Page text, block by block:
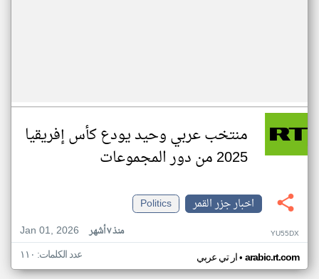
منتخب عربي وحيد يودع كأس إفريقيا
2025 من دور المجموعات
اخبار جزر القمر
Politics
Jan 01, 2026
منذ ٧ أشهر YU55DX
ار تي عربي• arabic.rt.com عدد الكلمات: ١١٠